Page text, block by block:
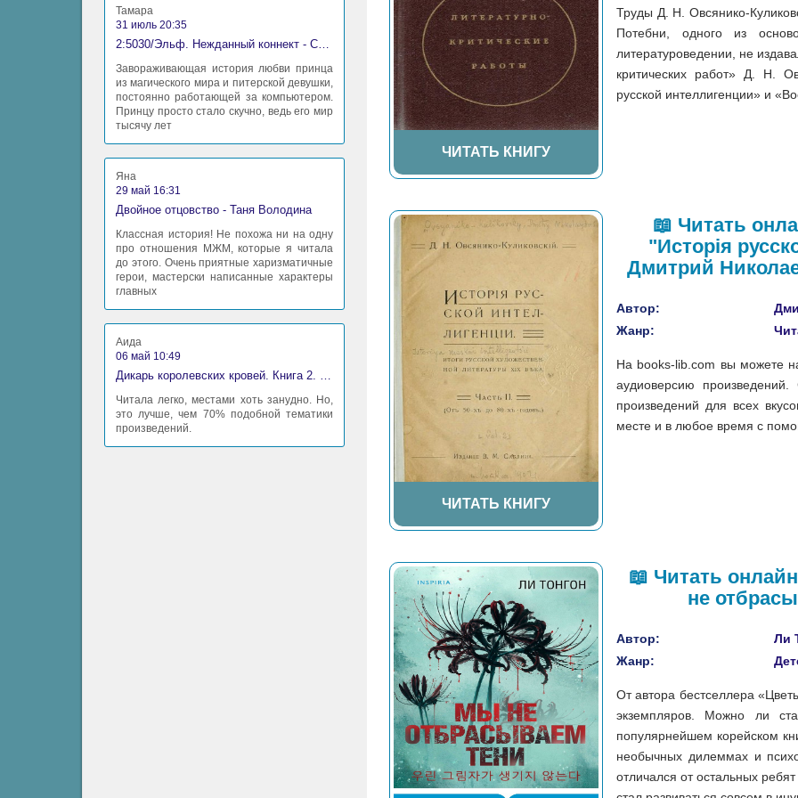
ЧИТАТЬ КНИГУ
Труды Д. Н. Овсянико-
Потебни, одного из
литературоведении, не
критических работ» Д. H.
русской интеллигенции» и
ЧИТАТЬ КНИГУ
📖 Читать
"Исторія
Дмитрий
Автор:
Жанр:
На books-lib.com вы можете
аудиоверсию
произведений для всех
месте и в любое время с
📖 Читать
не
Автор:
Ли
Жанр:
От автора бестселлера
экземпляров. Можно ли
популярнейшем корейском
необычных дилеммах и
отличался от остальных
Тамара
31 июль 20:35
2:5030/Эльф. Нежданный коннект - Станислав Миков
Завораживающая история любви принца
из магического мира и питерской девушки,
постоянно работающей за компьютером.
Принцу просто стало скучно, ведь его мир
тысячу лет
Яна
29 май 16:31
Двойное отцовство - Таня Володина
Классная история! Не похожа ни на одну
про отношения МЖМ, которые я читала
до этого. Очень приятные харизматичные
герои, мастерски написанные характеры
главных
Аида
06 май 10:49
Дикарь королевских кровей. Книга 2. Леди-фаворитка - Анна Сергеевна Гаврилова
Читала легко, местами хоть занудно. Но,
это лучше, чем 70% подобной тематики
произведений.